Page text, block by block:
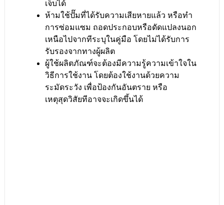
เจ็บได้
ห้ามใช้ปั๊มที่ได้รับความเสียหายแล้ว หรือทำ
การซ่อมแซม ถอดประกอบหรือดัดแปลงนอก
เหนือไปจากทีระบุในคู่มือ โดยไม่ได้รับการ
รับรองจากทางผู้ผลิต
ผู้ใช้ผลิตภัณฑ์จะต้องมีความรู้ความเข้าใจใน
วิธีการใช้งาน โดยต้องใช้งานด้วยความ
ระมัดระวัง เพื่อป้องกันอันตราย หรือ
เหตุสุดวิสัยทีอาจจะเกิดขึ้นได้